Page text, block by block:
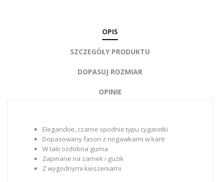
OPIS
SZCZEGÓŁY PRODUKTU
DOPASUJ ROZMIAR
OPINIE
Eleganckie, czarne spodnie typu cygaretki
Dopasowany fason z nogawkami w kant
W talii ozdobna guma
Zapinane na zamek i guzik
Z wygodnymi kieszeniami